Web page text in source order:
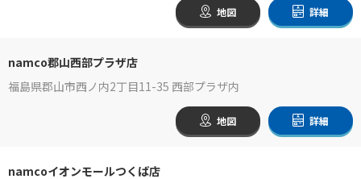
地図 詳細
namco郡山西部プラザ店
福島県郡山市西ノ内2丁目11-35 西部プラザ内
地図 詳細
namcoイオンモールつくば店